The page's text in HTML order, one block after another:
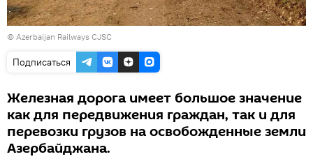
© Azerbaijan Railways CJSC
Подписаться
Железная дорога имеет большое значение
как для передвижения граждан, так и для
перевозки грузов на освобожденные земли
Азербайджана.